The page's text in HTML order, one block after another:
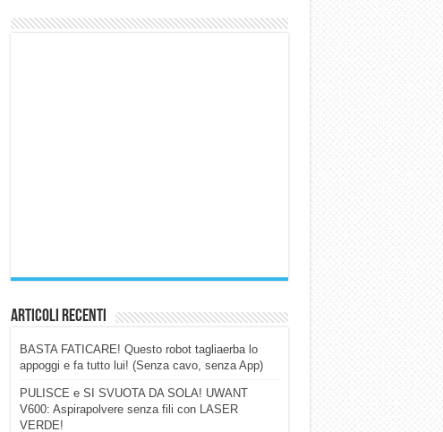
Articoli Recenti
BASTA FATICARE! Questo robot tagliaerba lo
appoggi e fa tutto lui! (Senza cavo, senza App)
PULISCE e SI SVUOTA DA SOLA! UWANT
V600: Aspirapolvere senza fili con LASER
VERDE!